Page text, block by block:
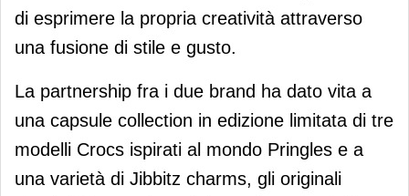
di esprimere la propria creatività attraverso
una fusione di stile e gusto.
La partnership fra i due brand ha dato vita a
una capsule collection in edizione limitata di tre
modelli Crocs ispirati al mondo Pringles e a
una varietà di Jibbitz charms, gli originali